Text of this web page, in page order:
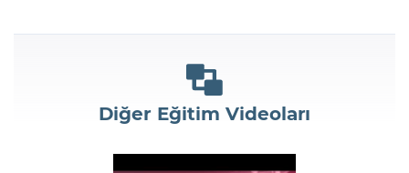
Diğer Eğitim Videoları